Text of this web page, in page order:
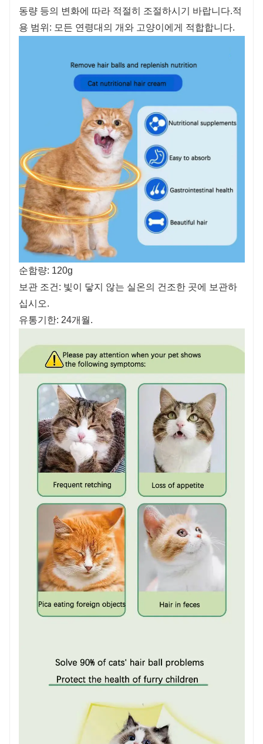
동량 등의 변화에 ​​따라 적절히 조절하시기 바랍니다.적
용 범위: 모든 연령대의 개와 고양이에게 적합합니다.
순함량: 120g
보관 조건: 빛이 닿지 않는 실온의 건조한 곳에 보관하
십시오.
유통기한: 24개월.